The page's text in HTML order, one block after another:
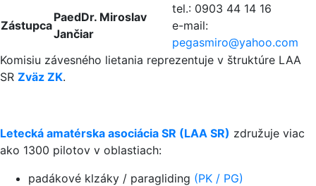
Zástupca
PaedDr. Miroslav
Jančiar
tel.: 0903 44 14 16
e-mail:
pegasmiro@yahoo.com
Komisiu závesného lietania reprezentuje v štruktúre LAA
SR Zväz ZK.
Letecká amatérska asociácia SR (LAA SR) združuje viac
ako 1300 pilotov v oblastiach:
padákové klzáky / paragliding (PK / PG)